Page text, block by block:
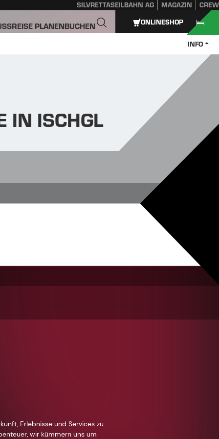
SILVRETTASEILBAHN AG MAGAZIN CREW
REISE PLANENBUCHEN
INFO
ONLINESHOP
IN ISCHGL
Erlebnisse und Services zu
wir kümmern uns um